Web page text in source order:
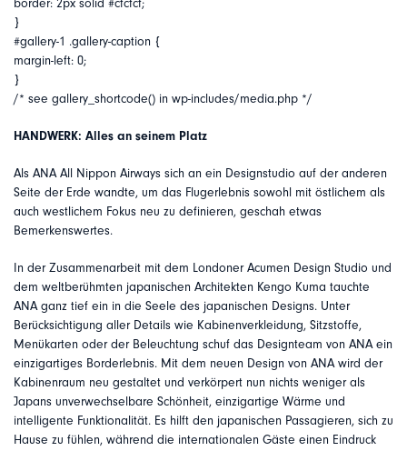
border: 2px solid #cfcfcf;
}
#gallery-1 .gallery-caption {
margin-left: 0;
}
/* see gallery_shortcode() in wp-includes/media.php */
HANDWERK: Alles an seinem Platz
Als ANA All Nippon Airways sich an ein Designstudio auf der anderen
Seite der Erde wandte, um das Flugerlebnis sowohl mit östlichem als
auch westlichem Fokus neu zu definieren, geschah etwas
Bemerkenswertes.
In der Zusammenarbeit mit dem Londoner Acumen Design Studio und
dem weltberühmten japanischen Architekten Kengo Kuma tauchte
ANA ganz tief ein in die Seele des japanischen Designs. Unter
Berücksichtigung aller Details wie Kabinenverkleidung, Sitzstoffe,
Menükarten oder der Beleuchtung schuf das Designteam von ANA ein
einzigartiges Borderlebnis. Mit dem neuen Design von ANA wird der
Kabinenraum neu gestaltet und verkörpert nun nichts weniger als
Japans unverwechselbare Schönheit, einzigartige Wärme und
intelligente Funktionalität. Es hilft den japanischen Passagieren, sich zu
Hause zu fühlen, während die internationalen Gäste einen Eindruck